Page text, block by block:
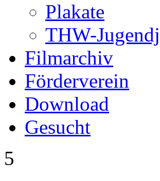
Plakate
THW-
Filmarchiv
Förderverein
Download
Gesucht
5